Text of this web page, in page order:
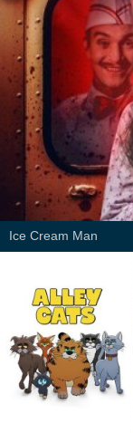
Ice Cream Man